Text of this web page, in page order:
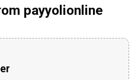
payyolionline